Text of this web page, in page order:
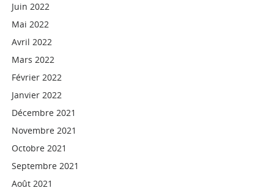
Juin 2022
Mai 2022
Avril 2022
Mars 2022
Février 2022
Janvier 2022
Décembre 2021
Novembre 2021
Octobre 2021
Septembre 2021
Août 2021